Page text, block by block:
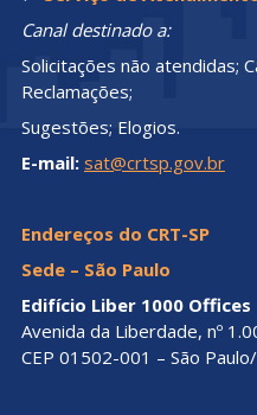
Canal destinado a:
Solicitações não atendidas;
Reclamações;
Sugestões; Elogios.
E-mail: sat@crtsp.gov.br
Endereços do CRT-SP
Sede – São Paulo
Edifício Liber 1000 Offices
Avenida da Liberdade, nº
CEP 01502-001 – São